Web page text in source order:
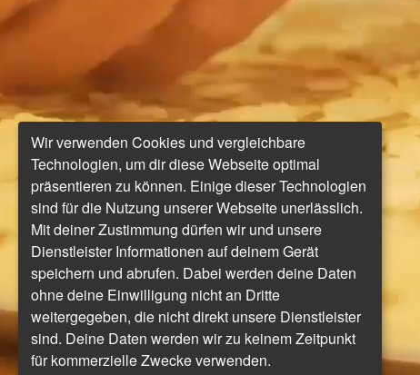
Wir verwenden Cookies und vergleichbare
Technologien, um dir diese Webseite optimal
präsentieren zu können. Einige dieser Technologien
sind für die Nutzung unserer Webseite unerlässlich.
Mit deiner Zustimmung dürfen wir und unsere
Dienstleister Informationen auf deinem Gerät
speichern und abrufen. Dabei werden deine Daten
ohne deine Einwilligung nicht an Dritte
weitergegeben, die nicht direkt unsere Dienstleister
sind. Deine Daten werden wir zu keinem Zeitpunkt
für kommerzielle Zwecke verwenden.